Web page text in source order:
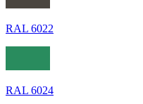
RAL 6022
RAL 6024